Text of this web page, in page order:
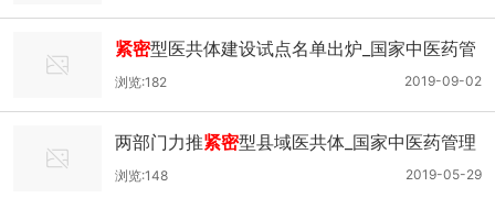
紧密型医共体建设试点名单出炉_国家中医药管
理局-健康报-共同体-医疗卫生-
2019-09-02
浏览:182
两部门力推紧密型县域医共体_国家中医药管理
局-共同体-医疗机构-县级-
2019-05-29
浏览:148